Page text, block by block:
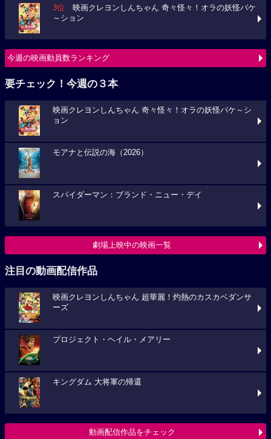
3位 映画クレヨンしんちゃん 奇々怪々！オラの妖怪バケ
～ション
今週の映画動員数ランキング
要チェック！今週の３本
映画クレヨンしんちゃん 奇々怪々！オラの妖怪バケ～シ
ョン
モアナと伝説の海（2026）
スパイダーマン：ブランド・ニュー・デイ
劇場上映中の映画一覧
注目の動画配信作品
映画クレヨンしんちゃん 超華麗！灼熱のカスカベダンサ
ーズ
プロジェクト・ヘイル・メアリー
キングダム 大将軍の帰還
動画配信作品をチェック